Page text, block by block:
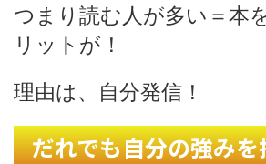
つまり読む人が多い＝本
リットが！
理由は、自分発信！
だれでも自分の強み